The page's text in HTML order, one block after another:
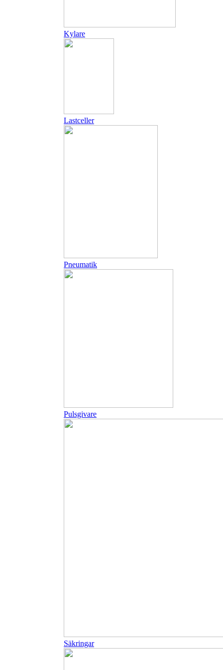
Kylare
Lastceller
Pneumatik
Pulsgivare
Säkringar